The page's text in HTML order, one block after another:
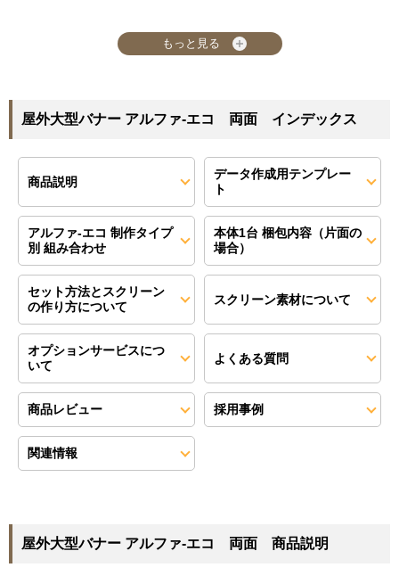
もっと見る
屋外大型バナー アルファ-エコ 両面 インデックス
商品説明
データ作成用テンプレー
ト
アルファ‐エコ 制作タイプ
別 組み合わせ
本体1台 梱包内容（片面の
場合）
セット方法とスクリーン
の作り方について
スクリーン素材について
オプションサービスにつ
いて
よくある質問
商品レビュー 採用事例
関連情報
屋外大型バナー アルファ-エコ 両面 商品説明